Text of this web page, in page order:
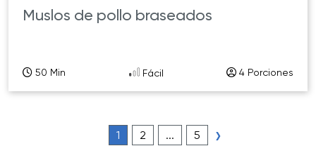
Muslos de pollo braseados
50 Min Fácil 4 Porciones
1 2 ... 5 ›